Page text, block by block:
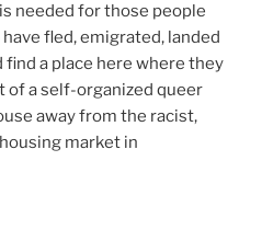
needed for those people
fled, emigrated, landed
find a place here where they
of a self-organized queer
away from the racist,
market in